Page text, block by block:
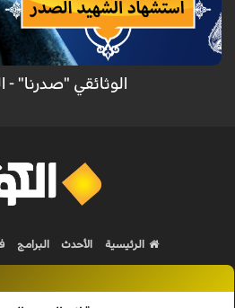
المفكر الكبير الشهيد آية الله محمد باقر
بنت الهدى.
الوثائقي "صدرنا" -
الرئيسية الأحدث البرامج